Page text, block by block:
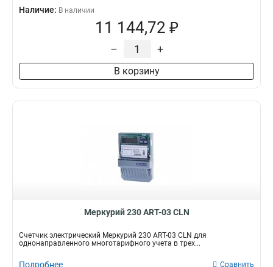
Наличие: В наличии
11 144,72 ₽
– +
В корзину
Меркурий 230 АRT-03 СLN
Счетчик электрический Меркурий 230 АRT-03 СLN для
однонаправленного многотарифного учета в трех...
Подробнее Сравнить